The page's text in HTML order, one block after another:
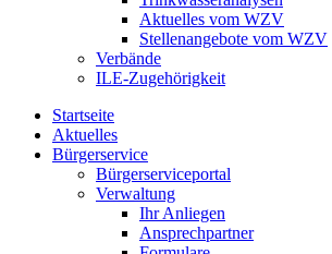
Aktuelles vom WZV
Stellenangebote vom WZV
Verbände
ILE-Zugehörigkeit
Startseite
Aktuelles
Bürgerservice
Bürgerserviceportal
Verwaltung
Ihr Anliegen
Ansprechpartner